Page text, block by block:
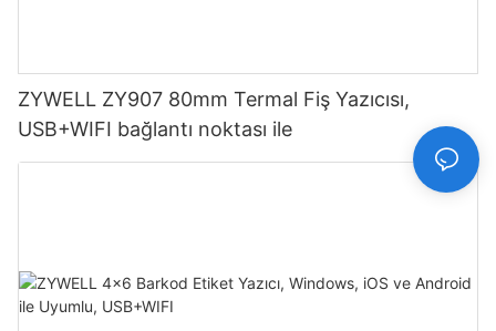
ZYWELL ZY907 80mm Termal Fiş Yazıcısı,
USB+WIFI bağlantı noktası ile